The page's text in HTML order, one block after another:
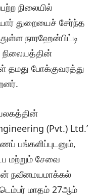
நிலையில்
துறையைச் சேர்ந்த
நாரஹேன்பிட்டி
நிலையத்தின்
தமது போக்குவரத்து
(Pvt.) Ltd.’
பங்களிப்புடனும்,
மற்றும் சேவை
நவீனமயமாக்கல்
மாதம் 27ஆம்